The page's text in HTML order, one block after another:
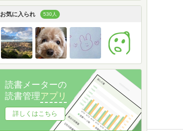
お気に入られ 530人
読書メーターの
読書管理アプリ
詳しくはこちら